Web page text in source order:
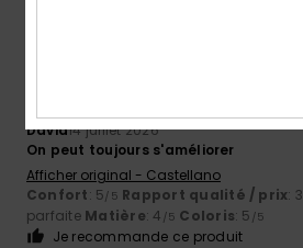
David14 juillet 2026
On peut toujours s'améliorer
Afficher original - Castellano
Confort: 5/5 Rapport qualité / prix: 3
parfaite Matière: 4 /5 Coloris: 5 /5
Je recommande ce produit